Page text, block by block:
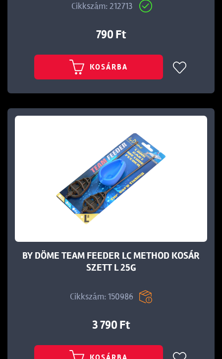
Cikkszám: 212713
790 Ft
KOSÁRBA
BY DÖME TEAM FEEDER LC METHOD KOSÁR
SZETT L 25G
Cikkszám: 150986
3 790 Ft